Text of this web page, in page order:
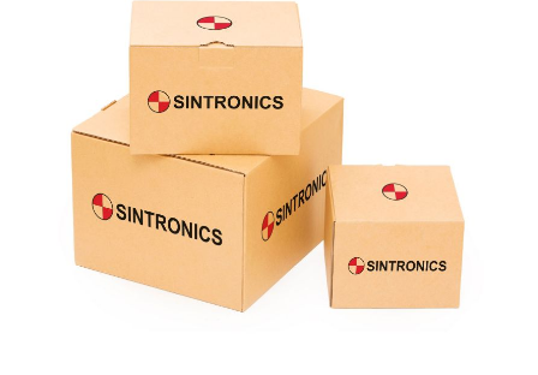
möglich. SINTRONICS ist dann ihr Partner, der
entweder die alten Baugruppen technisch hochwertig
repariert oder ihnen die abgekündigten Baugruppen
aus dem eigenen Lager ersetzt.